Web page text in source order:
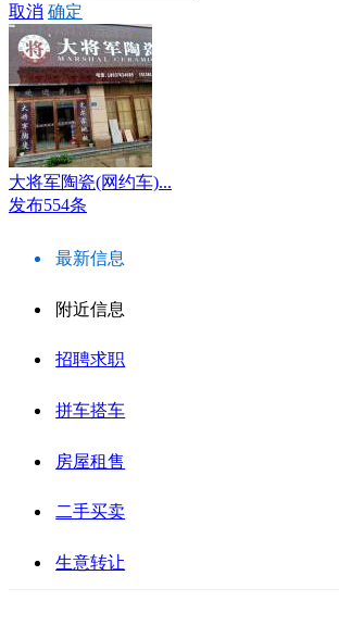
取消 确定
大将军陶瓷(网约车)...
发布554条
最新信息
附近信息
招聘求职
拼车搭车
房屋租售
二手买卖
生意转让